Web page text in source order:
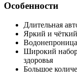
Особенности
Длительная
Яркий и
Широкий
здоровья
Большое